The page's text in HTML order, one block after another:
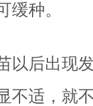
缓种。
以后出现
不适，就